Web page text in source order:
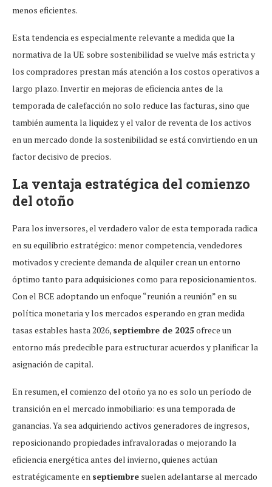
menos eficientes.
Esta tendencia es especialmente relevante a medida que la
normativa de la UE sobre sostenibilidad se vuelve más estricta y
los compradores prestan más atención a los costos operativos a
largo plazo. Invertir en mejoras de eficiencia antes de la
temporada de calefacción no solo reduce las facturas, sino que
también aumenta la liquidez y el valor de reventa de los activos
en un mercado donde la sostenibilidad se está convirtiendo en un
factor decisivo de precios.
La ventaja estratégica del comienzo
del otoño
Para los inversores, el verdadero valor de esta temporada radica
en su equilibrio estratégico: menor competencia, vendedores
motivados y creciente demanda de alquiler crean un entorno
óptimo tanto para adquisiciones como para reposicionamientos.
Con el BCE adoptando un enfoque “reunión a reunión” en su
política monetaria y los mercados esperando en gran medida
tasas estables hasta 2026, septiembre de 2025ofrece un
entorno más predecible para estructurar acuerdos y planificar la
asignación de capital.
En resumen, el comienzo del otoño ya no es solo un período de
transición en el mercado inmobiliario: es una temporada de
ganancias. Ya sea adquiriendo activos generadores de ingresos,
reposicionando propiedades infravaloradas o mejorando la
eficiencia energética antes del invierno, quienes actúan
estratégicamente en septiembre suelen adelantarse al mercado